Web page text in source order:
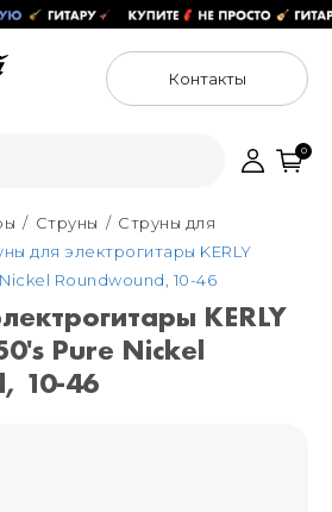
Контакты
магазин
54-44
55-65
Новодмитровская 36с15,
15-49
0
Струны
Струны для
для электрогитары KERLY
Roundwound, 10-46
KERLY
Pure Nickel
10-46